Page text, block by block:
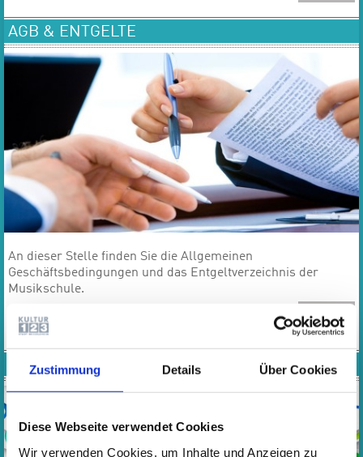
Zustimmung Details Über Cookies
Diese Webseite verwendet Cookies
Wir verwenden Cookies, um Inhalte und Anzeigen zu
AGB & ENTGELTE
​​​​​​​An dieser Stelle finden Sie die Allgemeinen
Geschäftsbedingungen und das Entgeltverzeichnis der
Musikschule.
MEHR
RABATTE UND ERMÄSSIGUNGEN